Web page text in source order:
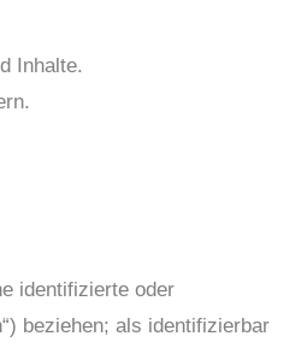
Inhalte.
identifizierte oder
beziehen; als identifizierbar